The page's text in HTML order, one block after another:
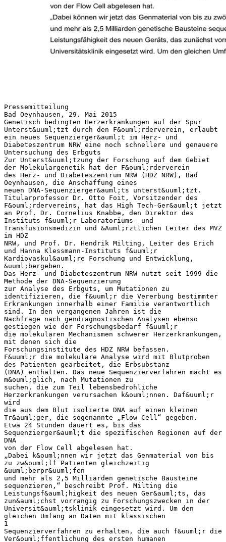
Pressemitteilung
Bad Oeynhausen, 29. Mai 2015
Genetisch bedingten Herzerkrankungen auf der Spur
Unterst&uuml;tzt durch den F&ouml;rderverein, erlaubt
ein neues Sequenzierger&auml;t im Herz- und
Diabeteszentrum NRW eine noch schnellere und genauere
Untersuchung des Erbguts
Zur Unterst&uuml;tzung der Forschung auf dem Gebiet
der Molekulargenetik hat der F&ouml;rderverein
des Herz- und Diabeteszentrum NRW (HDZ NRW), Bad
Oeynhausen, die Anschaffung eines
neuen DNA-Sequenzierger&auml;ts unterst&uuml;tzt.
Titularprofessor Dr. Otto Foit, Vorsitzender des
F&ouml;rdervereins, hat das High Tech-Ger&auml;t jetzt
an Prof. Dr. Cornelius Knabbe, den Direktor des
Instituts f&uuml;r Laboratoriums- und
Transfusionsmedizin und &Auml;rztlichen Leiter des MVZ
im HDZ
NRW, und Prof. Dr. Hendrik Milting, Leiter des Erich
und Hanna Klessmann-Instituts f&uuml;r
Kardiovaskul&auml;re Forschung und Entwicklung,
&uuml;bergeben.
Das Herz- und Diabeteszentrum NRW nutzt seit 1999 die
Methode der DNA-Sequenzierung
zur Analyse des Erbguts, um Mutationen zu
identifizieren, die f&uuml;r die Vererbung bestimmter
Erkrankungen innerhalb einer Familie verantwortlich
sind. In den vergangenen Jahren ist die
Nachfrage nach gendiagnostischen Analysen ebenso
gestiegen wie der Forschungsbedarf f&uuml;r
die molekularen Mechanismen schwerer Herzerkrankungen,
mit denen sich die
Forschungsinstitute des HDZ NRW befassen.
F&uuml;r die molekulare Analyse wird mit Blutproben
des Patienten gearbeitet, die Erbsubstanz
(DNA) enthalten. Das neue Sequenzierverfahren macht es
m&ouml;glich, nach Mutationen zu
suchen, die zum Teil lebensbedrohliche
Herzerkrankungen verursachen k&ouml;nnen. Daf&uuml;r
wird
die aus dem Blut isolierte DNA auf einen kleinen
Tr&auml;ger, die sogenannte „Flow Cell“ gegeben.
Etwa 24 Stunden dauert es, bis das
Sequenzierger&auml;t die spezifischen Regionen auf der
DNA
von der Flow Cell abgelesen hat.
„Dabei k&ouml;nnen wir jetzt das Genmaterial von bis
zu zw&ouml;lf Patienten gleichzeitig
&uuml;berpr&uuml;fen
und mehr als 2,5 Milliarden genetische Bausteine
sequenzieren,“ beschreibt Prof. Milting die
Leistungsf&auml;higkeit des neuen Ger&auml;ts, das
zun&auml;chst vorrangig zu Forschungszwecken in der
Universit&auml;tsklinik eingesetzt wird. Um den
gleichen Umfang an Daten mit klassischen
1
Sequenzierverfahren zu erhalten, die auch f&uuml;r die
Ver&ouml;ffentlichung des ersten humanen